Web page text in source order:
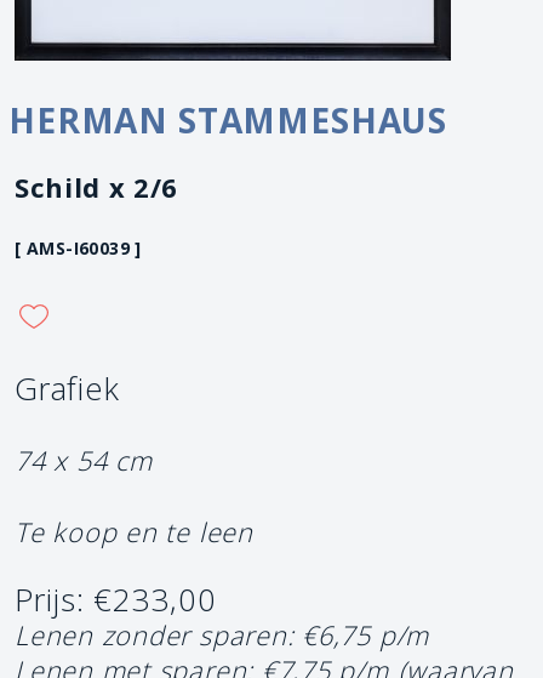
HERMAN STAMMESHAUS
Schild x 2/6
[ AMS-I60039 ]
Grafiek
74 x 54 cm
Te koop en te leen
Prijs: €233,00
Lenen zonder sparen: €6,75 p/m
Lenen met sparen: €7,75 p/m (waarvan